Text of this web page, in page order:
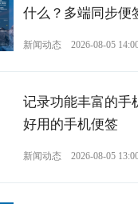
什么？多端同步便
新闻动态 2026-08-05
记录功能丰富的手
好用的手机便签
新闻动态 2026-08-05